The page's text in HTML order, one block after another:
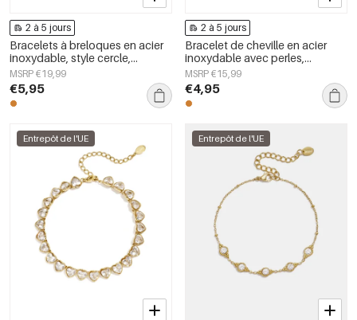
2 à 5 jours
Bracelets à breloques en acier
inoxydable, style cercle,
collection Daily Simple, bijoux
pour femmes
MSRP €19,99
€5,95
2 à 5 jours
Bracelet de cheville en acier
inoxydable avec perles,
collection Simple Daily Simple,
bijoux pour femmes
MSRP €15,99
€4,95
Entrepôt de l'UE Entrepôt de l'UE